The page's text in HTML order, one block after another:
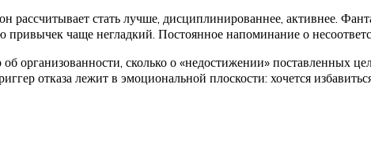
рассчитывает стать лучше, дисциплинированнее, активнее.
чаще негладкий. Постоянное напоминание о
организованности, сколько о «недостижении» поставленных
отказа лежит в эмоциональной плоскости: хочется